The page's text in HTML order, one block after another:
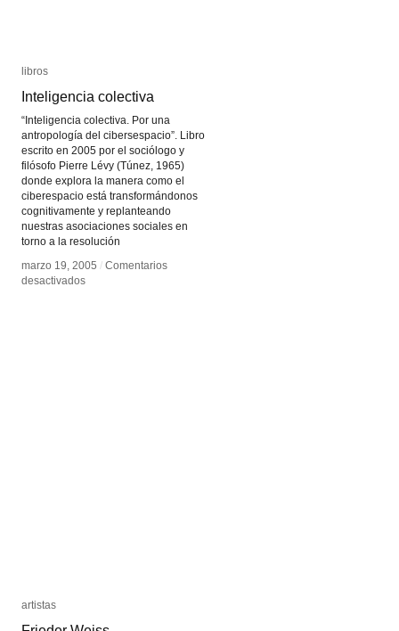
libros
Inteligencia colectiva
“Inteligencia colectiva. Por una
antropología del cibersespacio”. Libro
escrito en 2005 por el sociólogo y
filósofo Pierre Lévy (Túnez, 1965)
donde explora la manera como el
ciberespacio está transformándonos
cognitivamente y replanteando
nuestras asociaciones sociales en
torno a la resolución
marzo 19, 2005 / Comentarios
desactivadosen
libros
Inteligencia colectiva
marzo 19, 2005 / Comentarios
desactivadosen
artistas
artistas